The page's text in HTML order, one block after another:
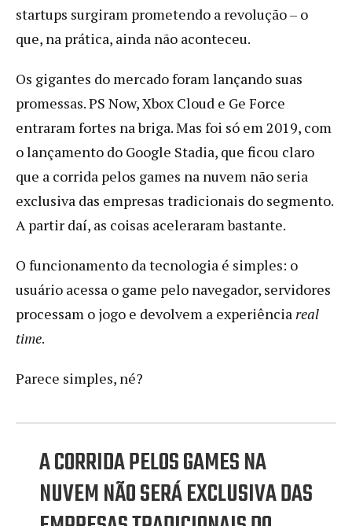
startups surgiram prometendo a revolução – o
que, na prática, ainda não aconteceu.
Os gigantes do mercado foram lançando suas
promessas. PS Now, Xbox Cloud e Ge Force
entraram fortes na briga. Mas foi só em 2019, com
o lançamento do Google Stadia, que ficou claro
que a corrida pelos games na nuvem não seria
exclusiva das empresas tradicionais do segmento.
A partir daí, as coisas aceleraram bastante.
O funcionamento da tecnologia é simples: o
usuário acessa o game pelo navegador, servidores
processam o jogo e devolvem a experiênciareal
time.
Parece simples, né?
A CORRIDA PELOS GAMES NA
NUVEM NÃO SERÁ EXCLUSIVA DAS